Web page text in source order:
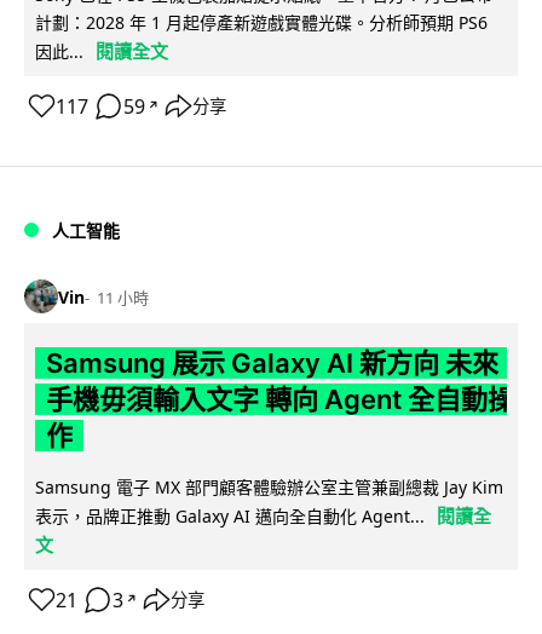
計劃：2028 年 1 月起停產新遊戲實體光碟。分析師預期 PS6
因此...
閱讀全文
117 59 ↗ 分享
人工智能
Vin 11 小時
Samsung 展示 Galaxy AI 新方向 未來
手機毋須輸入文字 轉向 Agent 全自動操
作
Samsung 電子 MX 部門顧客體驗辦公室主管兼副總裁 Jay Kim
表示，品牌正推動 Galaxy AI 邁向全自動化 Agent...
閱讀全
文
21 3 ↗ 分享